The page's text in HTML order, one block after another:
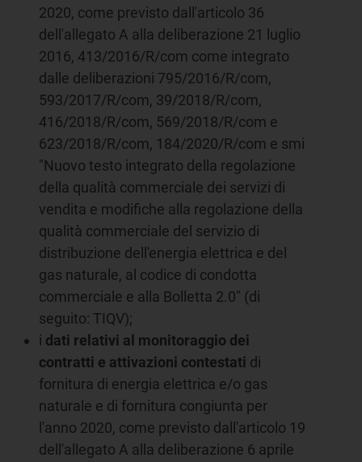
2020, come previsto dall'articolo 36
dell'allegato A alla deliberazione 21 luglio
2016, 413/2016/R/com come integrato
dalle deliberazioni 795/2016/R/com,
593/2017/R/com, 39/2018/R/com,
416/2018/R/com, 569/2018/R/com e
623/2018/R/com, 184/2020/R/com e smi
"Nuovo testo integrato della regolazione
della qualità commerciale dei servizi di
vendita e modifiche alla regolazione della
qualità commerciale del servizio di
distribuzione dell'energia elettrica e del
gas naturale, al codice di condotta
commerciale e alla Bolletta 2.0" (di
seguito: TIQV);
i dati relativi al monitoraggio dei
contratti e attivazioni contestati di
fornitura di energia elettrica e/o gas
naturale e di fornitura congiunta per
l'anno 2020, come previsto dall'articolo 19
dell'allegato A alla deliberazione 6 aprile